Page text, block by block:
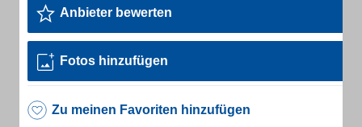
Anbieter bewerten
Fotos hinzufügen
Zu meinen Favoriten hinzufügen